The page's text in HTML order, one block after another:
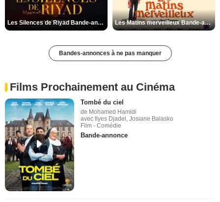
Les Silences de Riyad Bande-annonce VO STFR Les Matins merveilleux Bande-annonce VF
Bandes-annonces à ne pas manquer
Films Prochainement au Cinéma
Tombé du ciel
de Mohamed Hamidi
avec Ilyes Djadel, Josiane Balasko
Film - Comédie
Bande-annonce